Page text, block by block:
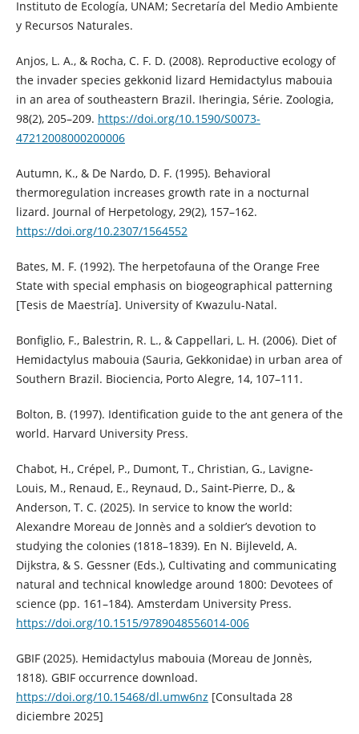
Instituto de Ecología, UNAM; Secretaría del Medio Ambiente
y Recursos Naturales.
Anjos, L. A., & Rocha, C. F. D. (2008). Reproductive ecology of
the invader species gekkonid lizard Hemidactylus mabouia
in an area of southeastern Brazil. Iheringia, Série. Zoologia,
98(2), 205–209. https://doi.org/10.1590/S0073-
47212008000200006
Autumn, K., & De Nardo, D. F. (1995). Behavioral
thermoregulation increases growth rate in a nocturnal
lizard. Journal of Herpetology, 29(2), 157–162.
https://doi.org/10.2307/1564552
Bates, M. F. (1992). The herpetofauna of the Orange Free
State with special emphasis on biogeographical patterning
[Tesis de Maestría]. University of Kwazulu-Natal.
Bonfiglio, F., Balestrin, R. L., & Cappellari, L. H. (2006). Diet of
Hemidactylus mabouia (Sauria, Gekkonidae) in urban area of
Southern Brazil. Biociencia, Porto Alegre, 14, 107–111.
Bolton, B. (1997). Identification guide to the ant genera of the
world. Harvard University Press.
Chabot, H., Crépel, P., Dumont, T., Christian, G., Lavigne-
Louis, M., Renaud, E., Reynaud, D., Saint-Pierre, D., &
Anderson, T. C. (2025). In service to know the world:
Alexandre Moreau de Jonnès and a soldier’s devotion to
studying the colonies (1818–1839). En N. Bijleveld, A.
Dijkstra, & S. Gessner (Eds.), Cultivating and communicating
natural and technical knowledge around 1800: Devotees of
science (pp. 161–184). Amsterdam University Press.
https://doi.org/10.1515/9789048556014-006
GBIF (2025). Hemidactylus mabouia (Moreau de Jonnès,
1818). GBIF occurrence download.
https://doi.org/10.15468/dl.umw6nz [Consultada 28
diciembre 2025]